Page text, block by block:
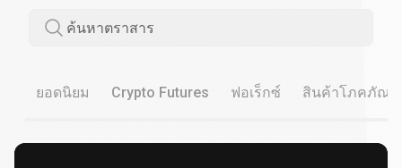
เทรด
บน
ค้นหาตราสาร
ยอดนิยม Crypto Futures ฟอเร็กซ์ สินค้าโภคภัณฑ์